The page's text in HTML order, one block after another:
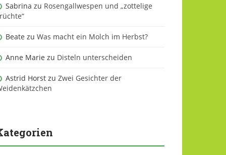
Sabrina zu Rosengallwespen und „zottelige
Beate zu Was macht ein Molch im Herbst?
Anne Marie zu Disteln unterscheiden
Astrid Horst zu Zwei Gesichter der